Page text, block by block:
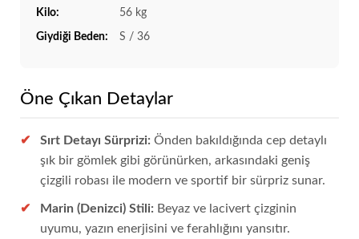
Kilo: 56 kg
Giydiği Beden: S / 36
Öne Çıkan Detaylar
Sırt Detayı Sürprizi: Önden bakıldığında cep detaylı
şık bir gömlek gibi görünürken, arkasındaki geniş
çizgili robası ile modern ve sportif bir sürpriz sunar.
Marin (Denizci) Stili: Beyaz ve lacivert çizginin
uyumu, yazın enerjisini ve ferahlığını yansıtır.